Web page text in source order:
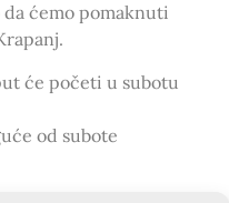
ćemo pomaknuti
će početi u subotu
od subote